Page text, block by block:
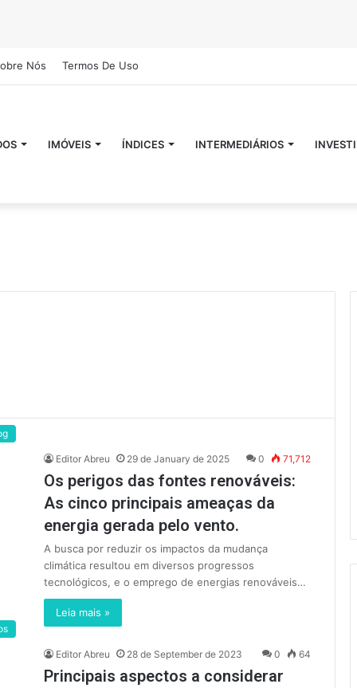
Nós Termos De Uso
IMÓVEIS ÍNDICES INTERMEDIÁRIOS
Editor Abreu 29 de January de 2025 0 71,712
Os perigos das fontes renováveis:
As cinco principais ameaças da
energia gerada pelo vento.
A busca por reduzir os impactos da mudança
climática resultou em diversos progressos
tecnológicos, e o emprego de energias renováveis…
Leia mais »
Editor Abreu 28 de September de 2023 0 64
Principais aspectos a considerar